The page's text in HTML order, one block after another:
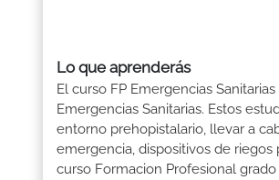
Lo que aprenderás
El curso FP Emergencias
Emergencias Sanitarias. Estos
entorno prehopistalario, llevar a
emergencia, dispositivos de
curso Formacion Profesional